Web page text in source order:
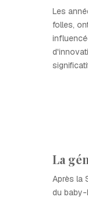
Les
folles,
La
Après la
du